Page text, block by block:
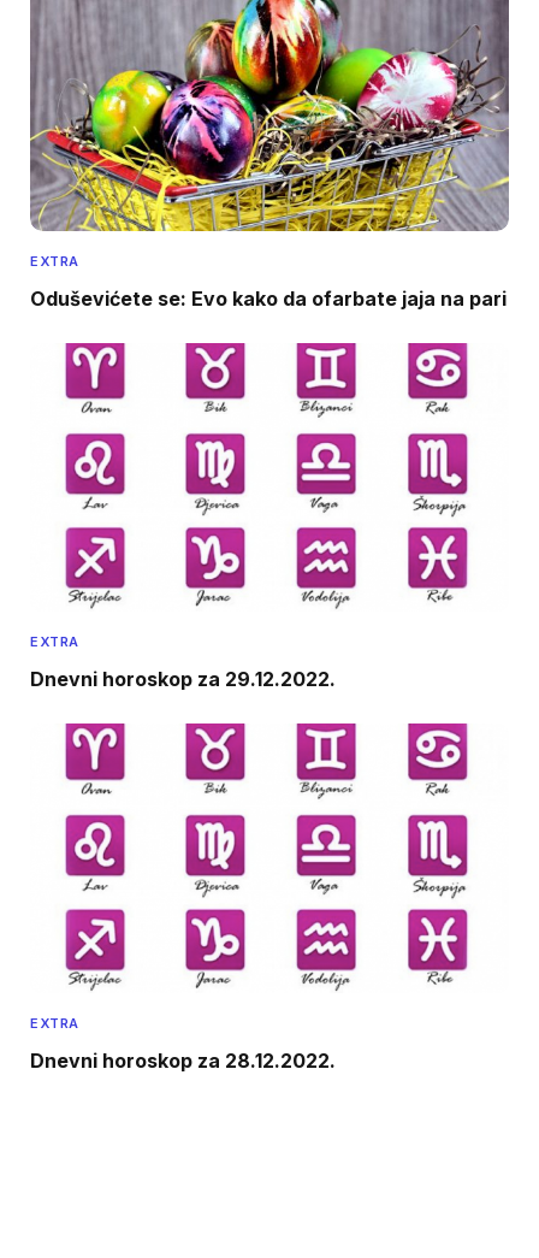
EXTRA
Oduševićete se: Evo kako da ofarbate jaja na pari
EXTRA
Dnevni horoskop za 29.12.2022.
EXTRA
Dnevni horoskop za 28.12.2022.